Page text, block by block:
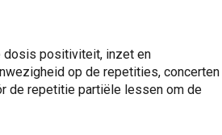
dosis positiviteit, inzet en
op de repetities, concerten
de repetitie partiële lessen om de